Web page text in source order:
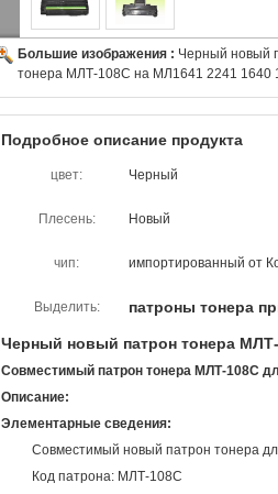
Большие изображения : Черный новый
тонера МЛТ-108С на МЛ1641 2241 1640
Подробное описание продукта
цвет: Черный
Плесень: Новый
чип: импортированный от
Выделить: патроны тонера
Черный новый патрон тонера
Совместимый патрон тонера МЛТ-108С
Описание:
Элементарные сведения:
Совместимый новый патрон тонера
Код патрона: МЛТ-108С